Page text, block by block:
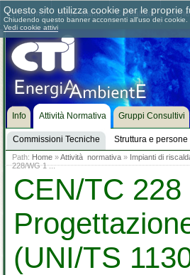
Chi siamo Dove siamo Contattaci
Info Attività Normativa
Commissioni Tecniche Struttura e persone
Gruppi Consultivi
Path: Home »Attività normativa » Impianti di
228/WG 1 ...
CEN/TC
(UNI/TS
Questo sito utilizza cookie per le proprie
Chiudendo questo banner acconsenti all'uso dei cookie.
Vedi cookie attivi